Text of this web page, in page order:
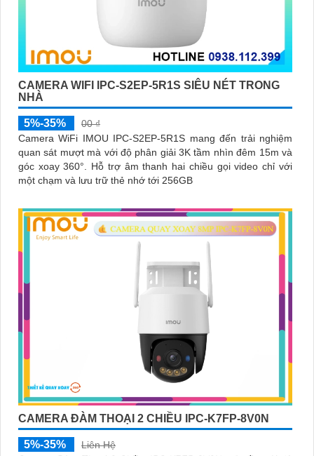
CAMERA WIFI IPC-S2EP-5R1S SIÊU NÉT TRONG
NHÀ
5%-35%
00 ₫
Camera WiFi IMOU IPC-S2EP-5R1S mang đến trải nghiệm
quan sát mượt mà với độ phân giải 3K tầm nhìn đêm 15m và
góc xoay 360°. Hỗ trợ âm thanh hai chiều gọi video chỉ với
một chạm và lưu trữ thẻ nhớ tới 256GB
CAMERA ĐÀM THOẠI 2 CHIỀU IPC-K7FP-8V0N
5%-35%
Liên Hệ